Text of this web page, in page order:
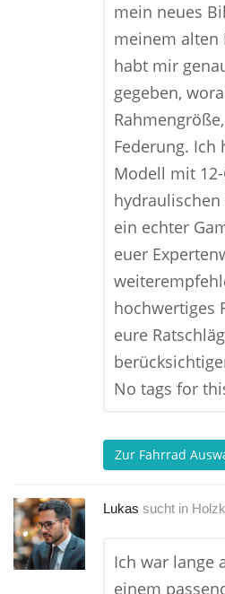
mein neues
meinem
habt mir
gegeben,
Federung. Ich
Modell mit
hydraulischen
ein echter
euer
hochwertiges
eure
No tags for
Zur Fahrrad
Lukas sucht in
Ich war lange
einem